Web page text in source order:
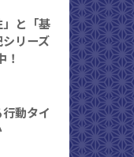
と「基
リーズ
動タイ